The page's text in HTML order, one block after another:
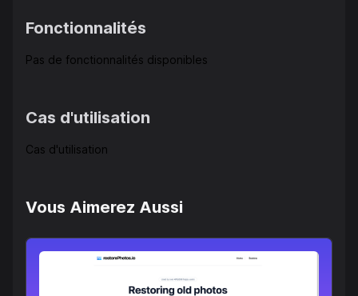
Fonctionnalités
Pas de fonctionnalités disponibles
Cas d'utilisation
Cas d'utilisation
Vous Aimerez Aussi